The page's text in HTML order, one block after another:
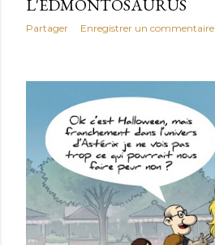
L'EDMONTOSAURUS
Partager Enregistrer un commentaire